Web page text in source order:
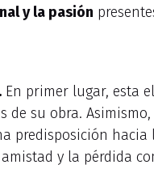
y la pasión
En primer lugar, esta
su obra.
predisposición
y la pérdida